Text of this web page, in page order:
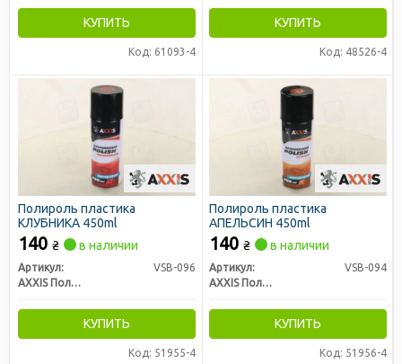
КУПИТЬ
Код: 61093-4
КУПИТЬ
Код: 48526-4
Полироль пластика
КЛУБНИКА 450ml
140 ₴ в наличии
Артикул:
VSB-096
AXXIS Польша
КУПИТЬ
Код: 51955-4
Полироль пластика
АПЕЛЬСИН 450ml
140 ₴ в наличии
Артикул:
VSB-094
AXXIS Польша
КУПИТЬ
Код: 51956-4